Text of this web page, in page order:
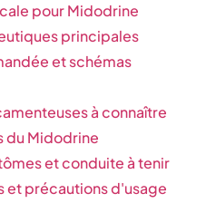
pour Midodrine
principales
et schémas
à connaître
du Midodrine
et conduite à tenir
précautions d'usage